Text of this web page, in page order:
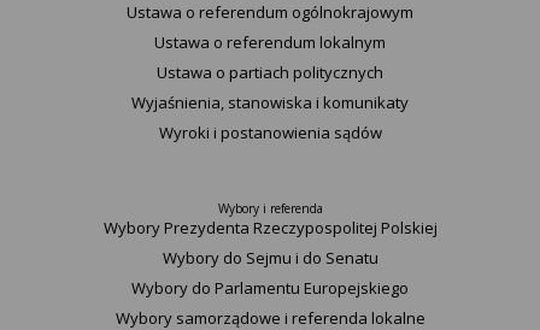
Ustawa o referendum ogólnokrajowym
Ustawa o referendum lokalnym
Ustawa o partiach politycznych
Wyjaśnienia, stanowiska i komunikaty
Wyroki i postanowienia sądów
Wybory i referenda
Wybory Prezydenta Rzeczypospolitej Polskiej
Wybory do Sejmu i do Senatu
Wybory do Parlamentu Europejskiego
Wybory samorządowe i referenda lokalne